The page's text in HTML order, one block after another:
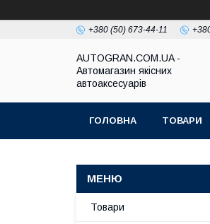
+380 (50) 673-44-11
AUTOGRAN.COM.UA -
Автомагазин якісних
автоаксесуарів
ГОЛОВНА ТОВАРИ
Товари